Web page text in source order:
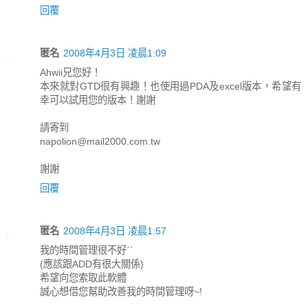
回覆
匿名 2008年4月3日 凌晨1:09
Ahwii兄您好！
本來就對GTD很有興趣！也使用過PDA及excel版本，希望有
幸可以試用您的版本！謝謝
請寄到
napolion@mail2000.com.tw
謝謝
回覆
匿名 2008年4月3日 凌晨1:57
我的時間管理很不好ˊˋ
(應該跟ADD有很大關係)
希望向您索取此軟體
誠心想借您幫助改善我的時間管理呀~!